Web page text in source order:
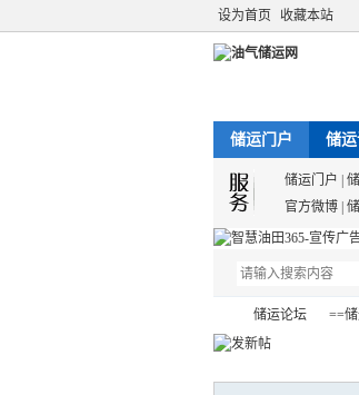
设为首页 收藏本站
储运门户 储
储运门户
官方微博
储运论坛 ==